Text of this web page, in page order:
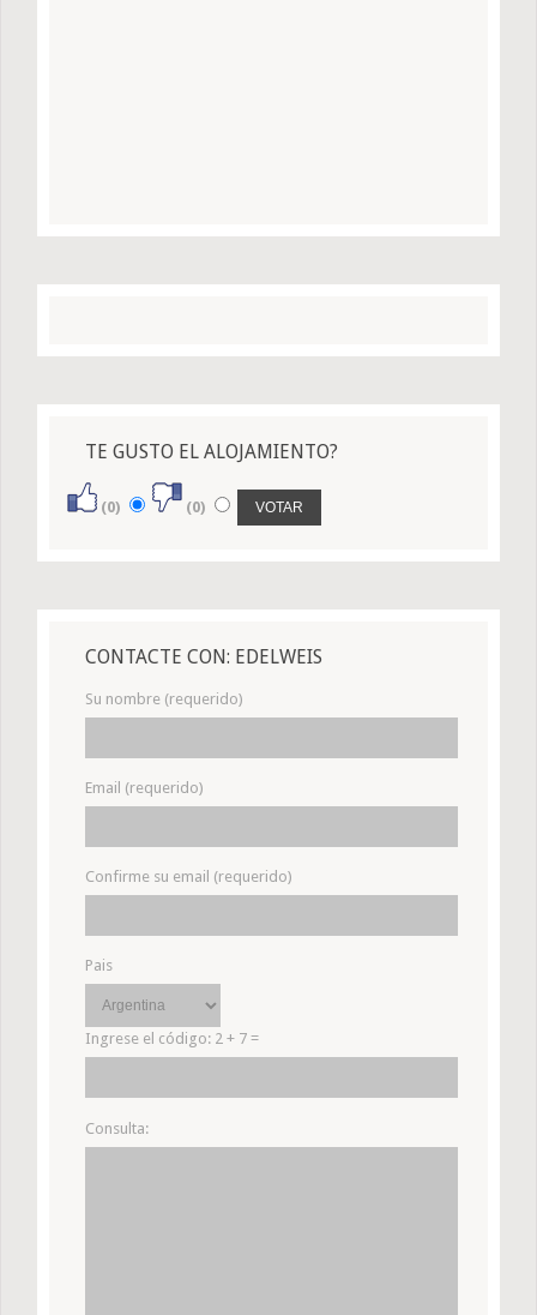
TE GUSTO EL ALOJAMIENTO?
(0) (0)
CONTACTE CON: EDELWEIS
Su nombre (requerido)
Email (requerido)
Confirme su email (requerido)
Pais
Ingrese el código: 2 + 7 =
Consulta: